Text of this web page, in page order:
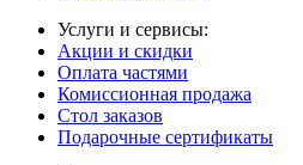
Услуги и сервисы:
Акции и скидки
Оплата частями
Комиссионная продажа
Стол заказов
Подарочные сертификаты